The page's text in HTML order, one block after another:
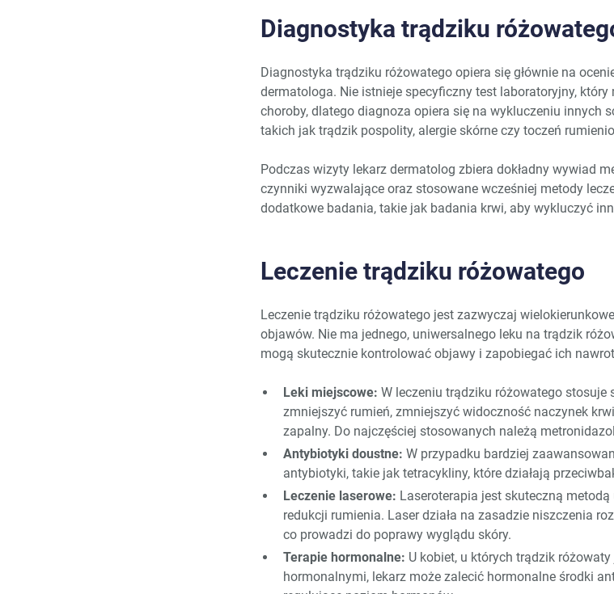
Diagnostyka trądziku
Diagnostyka trądziku różowatego opiera się głównie na
dermatologa. Nie istnieje specyficzny test laboratoryjny, który
choroby, dlatego diagnoza opiera się na wykluczeniu innych
takich jak trądzik pospolity, alergie skórne czy toczeń
Podczas wizyty lekarz dermatolog zbiera dokładny wywiad
czynniki wyzwalające oraz stosowane wcześniej metody
dodatkowe badania, takie jak badania krwi, aby wykluczyć
Leczenie trądziku różowatego
Leczenie trądziku różowatego jest zazwyczaj
objawów. Nie ma jednego, uniwersalnego leku na trądzik
mogą skutecznie kontrolować objawy i zapobiegać ich
Leki miejscowe: W leczeniu trądziku różowatego stosuje
zmniejszyć rumień, zmniejszyć widoczność naczynek
zapalny. Do najczęściej stosowanych należą
Antybiotyki doustne: W przypadku bardziej
antybiotyki, takie jak tetracykliny, które działają
Leczenie laserowe: Laseroterapia jest skuteczną
redukcji rumienia. Laser działa na zasadzie niszczenia
co prowadzi do poprawy wyglądu skóry.
Terapie hormonalne: U kobiet, u których trądzik
hormonalnymi, lekarz może zalecić hormonalne środki